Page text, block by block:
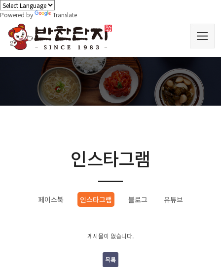
Powered by Translate
인스타그램
페이스북 인스타그램 블로그 유튜브
게시물이 없습니다.
목록